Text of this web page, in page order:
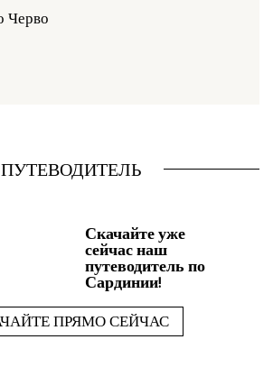
Черво
ПУТЕВОДИТЕЛЬ
Скачайте уже
сейчас наш
путеводитель по
Сардинии!
ПРЯМО СЕЙЧАС